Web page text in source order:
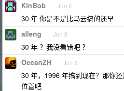
KinBob Jun 8
30 年 你是不是比马云搞的还早
alleng Jun 8
30 年 ？我没看错吧 ？
OceanZH Jun 8
30 年，1996 年搞到现在？那你
位置吧